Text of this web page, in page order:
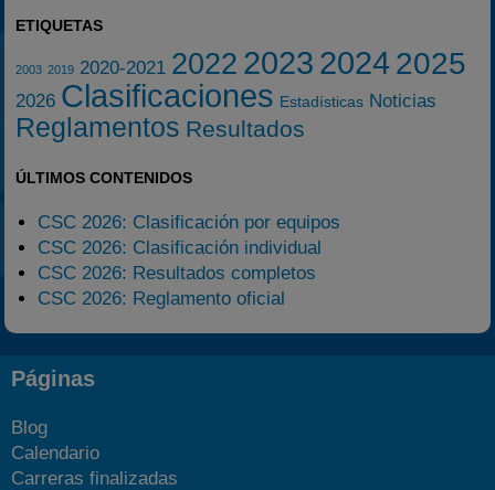
ETIQUETAS
2003 2019 2020-2021 2022 2023 20242025
2026 Clasificaciones Estadísticas Noticias
Reglamentos Resultados
ÚLTIMOS CONTENIDOS
CSC 2026: Clasificación por equipos
CSC 2026: Clasificación individual
CSC 2026: Resultados completos
CSC 2026: Reglamento oficial
Páginas
Blog
Calendario
Carreras finalizadas